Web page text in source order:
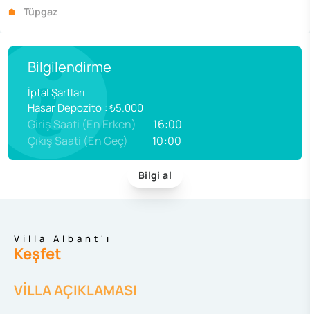
Tüpgaz
Bilgilendirme
İptal Şartları
Hasar Depozito :₺5.000
Giriş Saati (En Erken)
16:00
Çıkış Saati (En Geç)
10:00
Bilgi al
Villa Albant'ı
Keşfet
VİLLA AÇIKLAMASI